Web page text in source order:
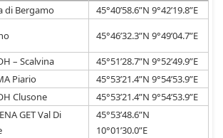
di Bergamo
45°40’58.6”N 9°42’19.8”E
45°46’32.3”N 9°49’04.7”E
– Scalvina
45°51’28.7”N 9°52’49.9”E
Piario
45°53’21.4”N 9°54’53.9”E
Clusone
45°53’21.4”N 9°54’53.9”E
GET Val Di
45°53’48.6”N
10°01’30.0”E